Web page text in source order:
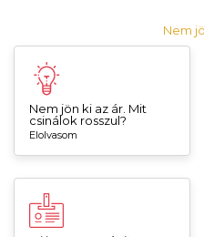
Nem
Nem jön ki az ár. Mit
csinálok rosszul?
Elolvasom